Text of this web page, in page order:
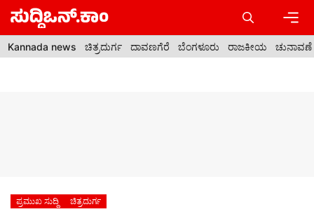
Skip
content
Kannada news ಚಿತ್ರದುರ್ಗ ದಾವಣಗೆರೆ ಬೆಂಗಳೂರು ರಾಜಕೀಯ ಚುನಾವಣೆ
ಪ್ರಮುಖ ಸುದ್ದಿ ಚಿತ್ರದುರ್ಗ